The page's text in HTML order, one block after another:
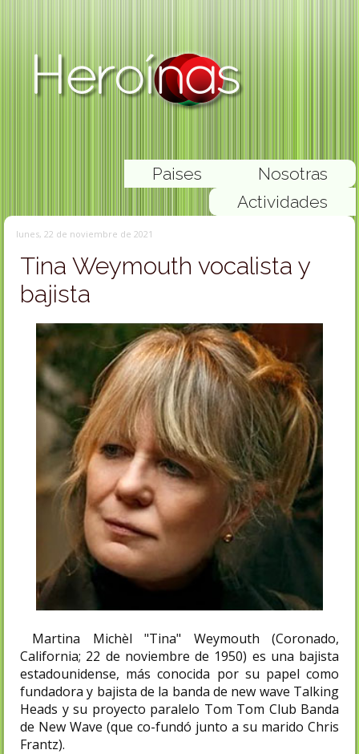
Nosotras
Paises
Actividades
lunes, 22 de noviembre de 2021
Tina Weymouth vocalista y
bajista
Martina Michèl "Tina" Weymouth (Coronado,
California; 22 de noviembre de 1950) es una bajista
estadounidense, más conocida por su papel como
fundadora y bajista de la banda de new wave Talking
Heads y su proyecto paralelo Tom Tom Club Banda
de New Wave (que co-fundó junto a su marido Chris
Frantz).